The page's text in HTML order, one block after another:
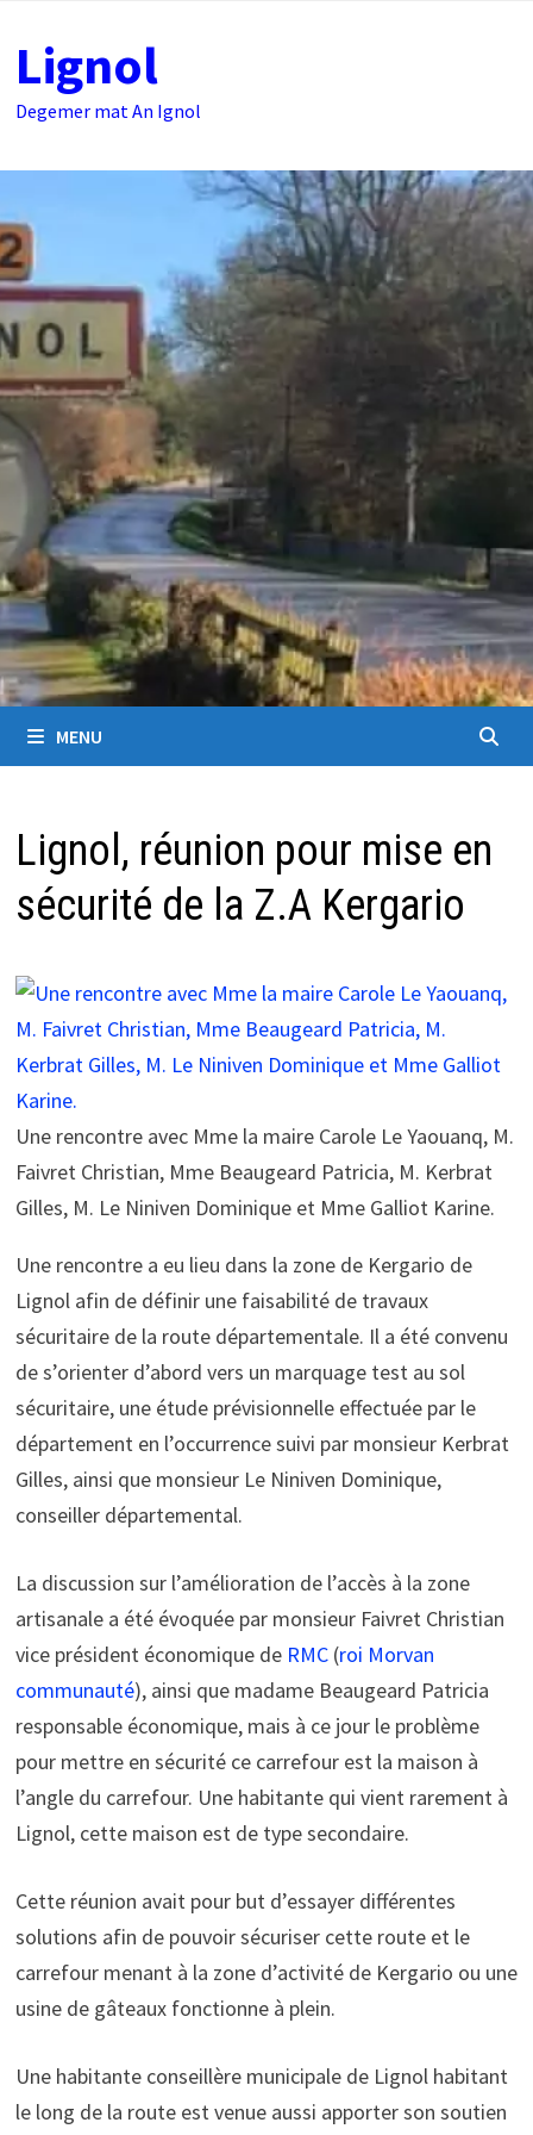
au
contenu
Lignol
Degemer mat An Ignol
MENU
Lignol, réunion pour mise en
sécurité de la Z.A Kergario
Une rencontre avec Mme la maire Carole Le Yaouanq, M.
Faivret Christian, Mme Beaugeard Patricia, M. Kerbrat
Gilles, M. Le Niniven Dominique et Mme Galliot Karine.
Une rencontre a eu lieu dans la zone de Kergario de
Lignol afin de définir une faisabilité de travaux
sécuritaire de la route départementale. Il a été convenu
de s’orienter d’abord vers un marquage test au sol
sécuritaire, une étude prévisionnelle effectuée par le
département en l’occurrence suivi par monsieur Kerbrat
Gilles, ainsi que monsieur Le Niniven Dominique,
conseiller départemental.
La discussion sur l’amélioration de l’accès à la zone
artisanale a été évoquée par monsieur Faivret Christian
vice président économique de RMC(roi Morvan
communauté), ainsi que madame Beaugeard Patricia
responsable économique, mais à ce jour le problème
pour mettre en sécurité ce carrefour est la maison à
l’angle du carrefour. Une habitante qui vient rarement à
Lignol, cette maison est de type secondaire.
Cette réunion avait pour but d’essayer différentes
solutions afin de pouvoir sécuriser cette route et le
carrefour menant à la zone d’activité de Kergario ou une
usine de gâteaux fonctionne à plein.
Une habitante conseillère municipale de Lignol habitant
le long de la route est venue aussi apporter son soutien